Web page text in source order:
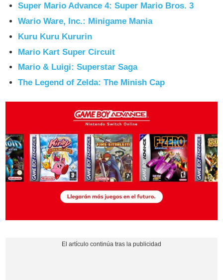
Super Mario Advance 4: Super Mario Bros. 3
Wario Ware, Inc.: Minigame Mania
Kuru Kuru Kururin
Mario Kart Super Circuit
Mario & Luigi: Superstar Saga
The Legend of Zelda: The Minish Cap